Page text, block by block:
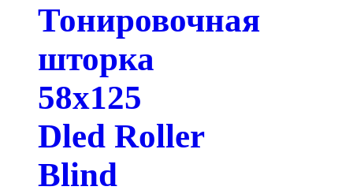
Тонировочная
шторка
58х125
Dled Roller
Blind